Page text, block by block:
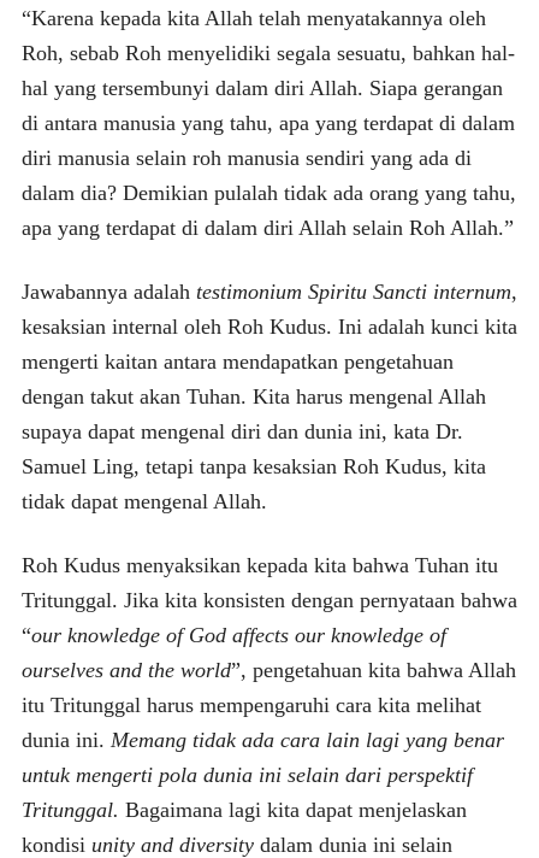
“Karena kepada kita Allah telah menyatakannya oleh
Roh, sebab Roh menyelidiki segala sesuatu, bahkan hal-
hal yang tersembunyi dalam diri Allah. Siapa gerangan
di antara manusia yang tahu, apa yang terdapat di dalam
diri manusia selain roh manusia sendiri yang ada di
dalam dia? Demikian pulalah tidak ada orang yang tahu,
apa yang terdapat di dalam diri Allah selain Roh Allah.”
Jawabannya adalah testimonium Spiritu Sancti internum,
kesaksian internal oleh Roh Kudus. Ini adalah kunci kita
mengerti kaitan antara mendapatkan pengetahuan
dengan takut akan Tuhan. Kita harus mengenal Allah
supaya dapat mengenal diri dan dunia ini, kata Dr.
Samuel Ling, tetapi tanpa kesaksian Roh Kudus, kita
tidak dapat mengenal Allah.
Roh Kudus menyaksikan kepada kita bahwa Tuhan itu
Tritunggal. Jika kita konsisten dengan pernyataan bahwa
“our knowledge of God affects our knowledge of
ourselves and the world”, pengetahuan kita bahwa Allah
itu Tritunggal harus mempengaruhi cara kita melihat
dunia ini. Memang tidak ada cara lain lagi yang benar
untuk mengerti pola dunia ini selain dari perspektif
Tritunggal. Bagaimana lagi kita dapat menjelaskan
kondisi unity and diversitydalam dunia ini selain